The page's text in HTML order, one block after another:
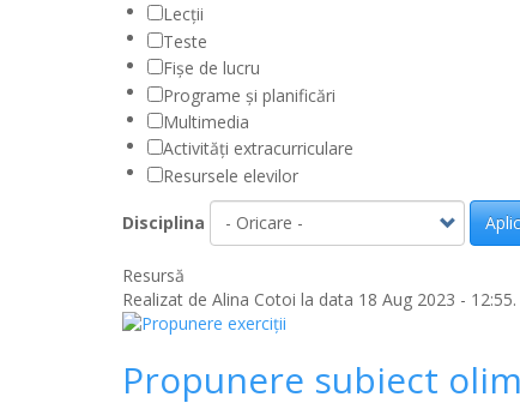
Lecții
Teste
Fișe de lucru
Programe și planificări
Multimedia
Activități extracurriculare
Resursele elevilor
Disciplina
Resursă
Realizat de Alina Cotoi la data 18 Aug 2023 - 12:55.
Propunere subiect